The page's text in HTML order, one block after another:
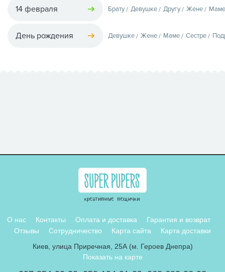
14 февраля Брату Девушке Другу Жене Маме
День рождения Девушке Жене Маме Сестре
О нас Контакты Оплата и доставка
Гарантия и возврат
Отзывы
Сотрудничество Карта сайта
Карта доставки
Киев, улица Приречная, 25А (м. Героев Днепра)
Показать на карте